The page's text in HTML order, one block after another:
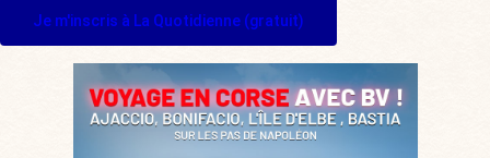
Je m'inscris à La Quotidienne (gratuit)